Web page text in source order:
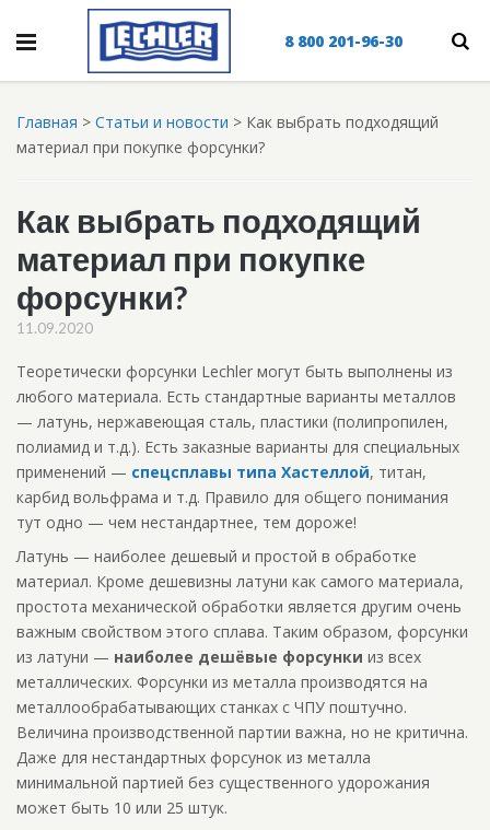
8 800 201-96-30
Главная >Статьи и новости > Как выбрать подходящий
материал при покупке форсунки?
Как выбрать подходящий
материал при покупке
форсунки?
11.09.2020
Теоретически форсунки Lechler могут быть выполнены из
любого материала. Есть стандартные варианты металлов
— латунь, нержавеющая сталь, пластики (полипропилен,
полиамид и т.д.). Есть заказные варианты для специальных
применений — спецсплавы типа Хастеллой, титан,
карбид вольфрама и т.д. Правило для общего понимания
тут одно — чем нестандартнее, тем дороже!
Латунь — наиболее дешевый и простой в обработке
материал. Кроме дешевизны латуни как самого материала,
простота механической обработки является другим очень
важным свойством этого сплава. Таким образом, форсунки
из латуни — наиболее дешёвые форсунки из всех
металлических. Форсунки из металла производятся на
металлообрабатывающих станках с ЧПУ поштучно.
Величина производственной партии важна, но не критична.
Даже для нестандартных форсунок из металла
минимальной партией без существенного удорожания
может быть 10 или 25 штук.